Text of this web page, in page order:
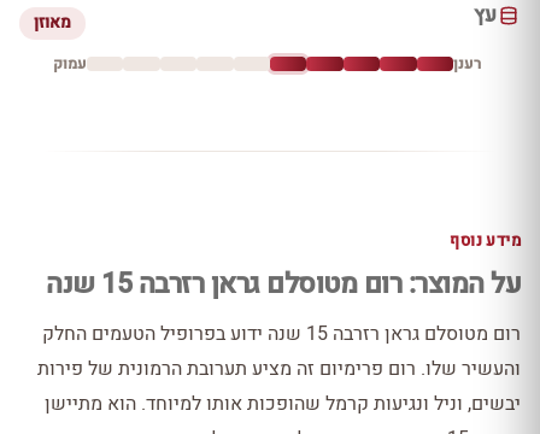
עץ מאוזן
רענן עמוק
מידע נוסף
על המוצר: רום מטוסלם גראן רזרבה 15 שנה
רום מטוסלם גראן רזרבה 15 שנה ידוע בפרופיל הטעמים החלק
והעשיר שלו. רום פרימיום זה מציע תערובת הרמונית של פירות
יבשים, וניל ונגיעות קרמל שהופכות אותו למיוחד. הוא מתיישן